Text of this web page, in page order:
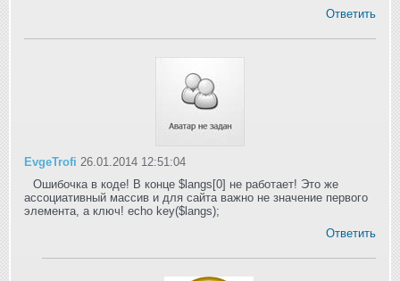
Ответить
EvgeTrofi 26.01.2014 12:51:04
Ошибочка в коде! В конце $langs[0] не работает! Это же
ассоциативный массив и для сайта важно не значение первого
элемента, а ключ! echo key($langs);
Ответить